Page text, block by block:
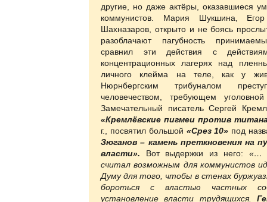
другие, но даже актёры, оказавшиеся
коммунистов. Мария Шукшина,
Шахназаров, открыто и не боясь
разоблачают пагубность
сравнил эти действия с
концентрационных лагерях над
личного клейма на теле, как у
Нюрнбергским трибуналом
человечеством, требующем уголовной
Замечательный писатель Сергей
«Кремлёвские пигмеи против
г., посвятил большой «Срез 10» под
Зюганов – камень преткновения на
власти».
Вот выдержки из него: «…
считал возможным для коммунистов
Думу для того, чтобы в стенах
бороться с властью частных
установление власти трудящихся.